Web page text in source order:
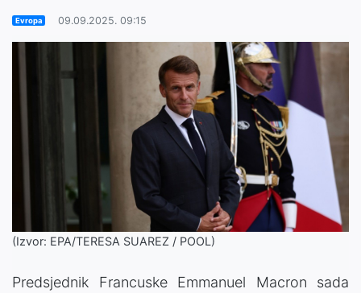
Evropa 09.09.2025. 09:15
(Izvor: EPA/TERESA SUAREZ / POOL)
Predsjednik Francuske Emmanuel Macron sada